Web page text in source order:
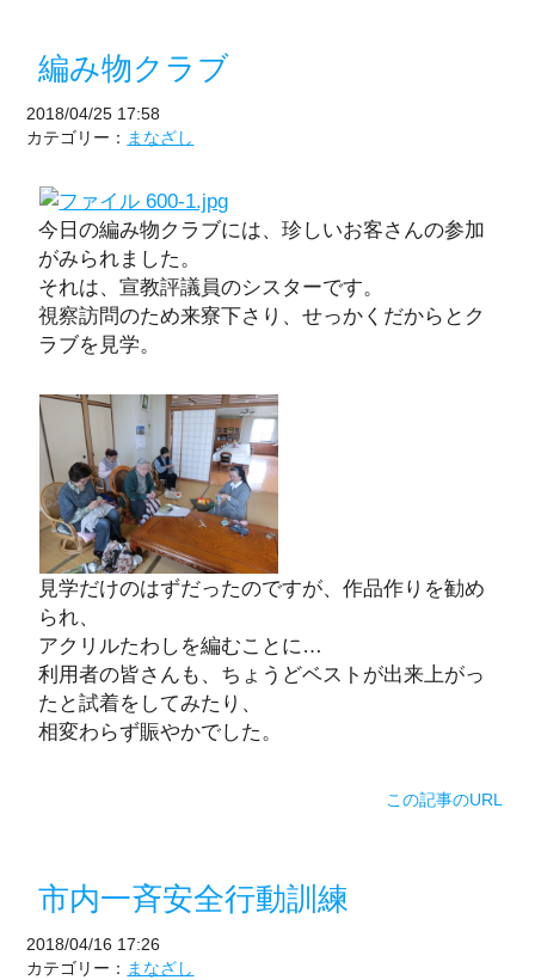
編み物クラブ
2018/04/25 17:58
カテゴリー： まなざし
今日の編み物クラブには、珍しいお客さんの参加
がみられました。
それは、宣教評議員のシスターです。
視察訪問のため来寮下さり、せっかくだからとク
ラブを見学。
見学だけのはずだったのですが、作品作りを勧め
られ、
アクリルたわしを編むことに…
利用者の皆さんも、ちょうどベストが出来上がっ
たと試着をしてみたり、
相変わらず賑やかでした。
この記事のURL
市内一斉安全行動訓練
2018/04/16 17:26
カテゴリー： まなざし